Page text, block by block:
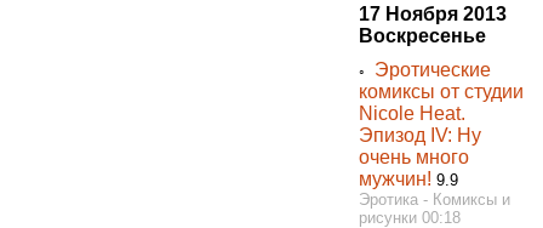
17 Ноября 2013
Воскресенье
◦ Эротические
комиксы от студии
Nicole Heat.
Эпизод IV: Ну
очень много
мужчин! 9.9
Эротика - Комиксы и
рисунки 00:18